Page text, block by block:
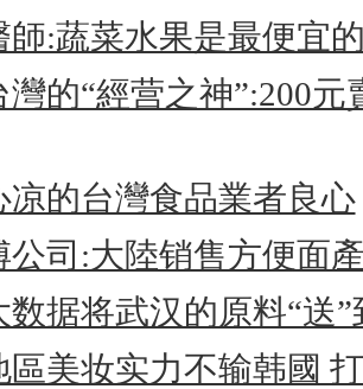
師:蔬菜水果是最便宜
灣的“經营之神”:200
凉的台灣食品業者良心
公司:大陸销售方便面
数据将武汉的原料“送
區美妆实力不输韩國